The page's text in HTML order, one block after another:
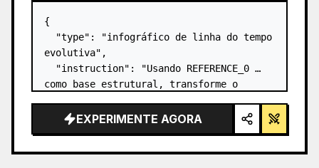
{
  "type": "infográfico de linha do tempo
evolutiva",
  "instruction": "Usando REFERENCE_0
como base estrutural, transforme o
3D altamente realista. Substitua as
rampas lisas por degraus de pedra
EXPERIMENTE AGORA